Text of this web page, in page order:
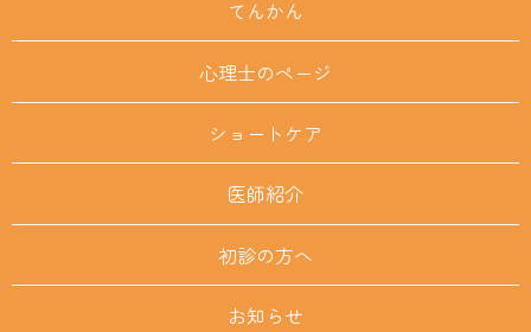
てんかん
心理士のページ
ショートケア
医師紹介
初診の方へ
お知らせ